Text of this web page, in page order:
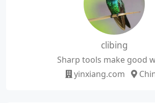
clibing
Sharp tools make good
yinxiang.com